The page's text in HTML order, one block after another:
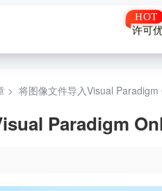
许可
> 将图像文件导入Visual
Paradigm